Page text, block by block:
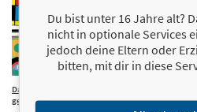
Das hätte ich auch
gekonnt!
lieber ...? –
Du bist unter 16 Jahre alt?
nicht in optionale Services
jedoch deine Eltern oder
bitten, mit dir in diese